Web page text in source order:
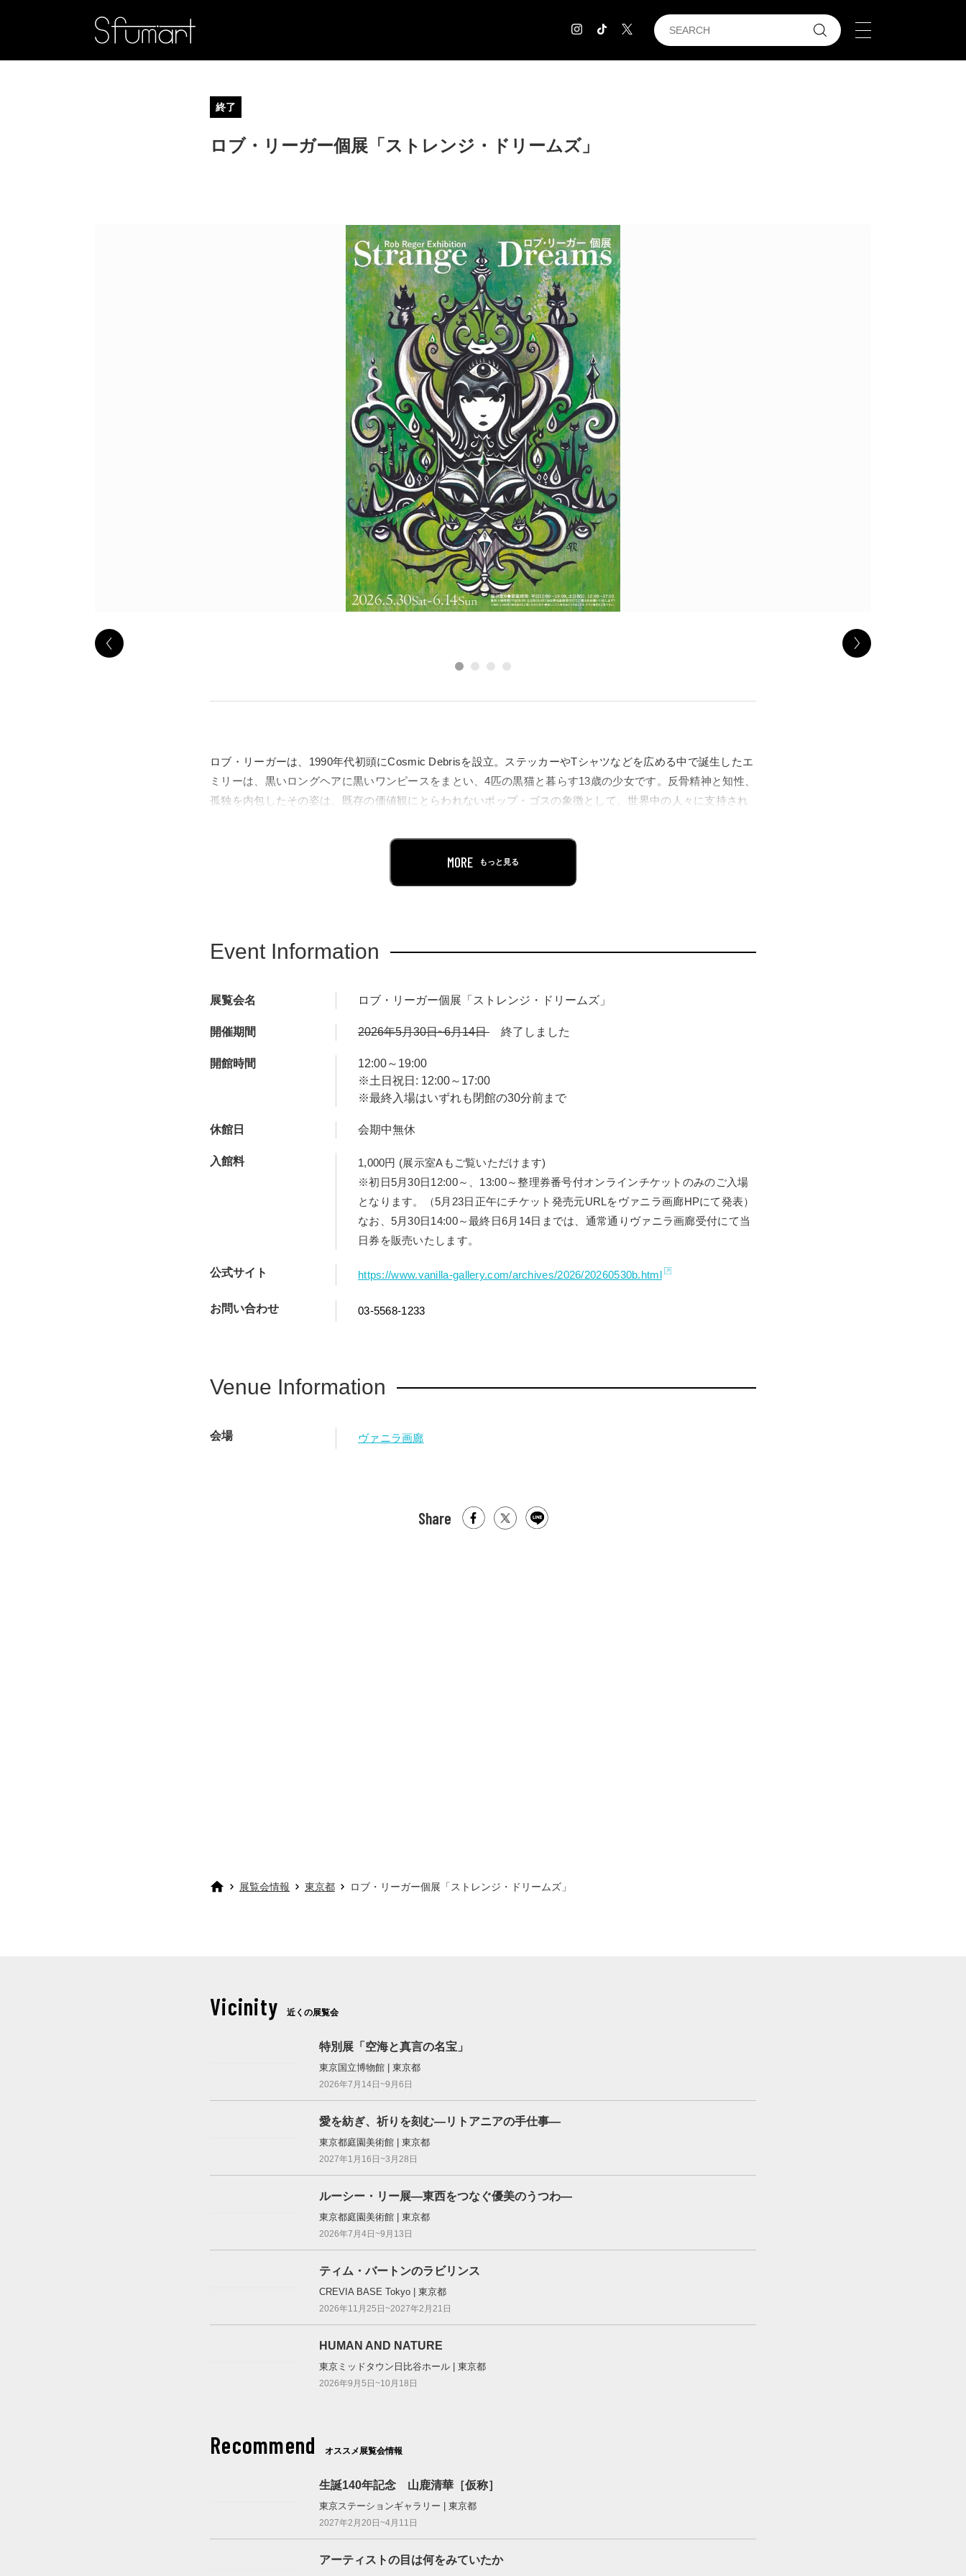
EXHIBITION 展覧会情報
CONTACT お問合せ
POLICY COMPANY
終了
ロブ・リーガー個展「ストレンジ・ドリームズ」
ロブ・リーガーは、1990年代初頭にCosmic Debrisを設立。ステッカーやTシャツなどを広める中で誕生したエ
ミリーは、黒いロングヘアに黒いワンピースをまとい、4匹の黒猫と暮らす13歳の少女です。反骨精神と知性、
孤独を内包したその姿は、既存の価値観にとらわれないポップ・ゴスの象徴として、世界中の人々に支持され
邦訳版刊行以降、多くのファンを獲得しています。
本展では、ロブ・リーガーによるエミリー・ザ・ストレンジの最新作を中心に、その作品群を一堂に紹介、そ
MORE もっと見る
Event Information
展覧会名 ロブ・リーガー個展「ストレンジ・ドリームズ」
開催期間 2026年5月30日~6月14日 終了しました
開館時間
12:00～19:00
※土日祝日: 12:00～17:00
※最終入場はいずれも閉館の30分前まで
休館日 会期中無休
入館料
1,000円 (展示室Aもご覧いただけます)
※初日5月30日12:00～、13:00～整理券番号付オンラインチケットのみのご入場
となります。（5月23日正午にチケット発売元URLをヴァニラ画廊HPにて発表）
なお、5月30日14:00～最終日6月14日までは、通常通りヴァニラ画廊受付にて当
日券を販売いたします。
公式サイト https://www.vanilla-gallery.com/archives/2026/20260530b.html
お問い合わせ 03-5568-1233
Venue Information
会場 ヴァニラ画廊
Share
展覧会情報 東京都 ロブ・リーガー個展「ストレンジ・ドリームズ」
Vicinity 近くの展覧会
特別展「空海と真言の名宝」
東京国立博物館 | 東京都
2026年7月14日~9月6日
愛を紡ぎ、祈りを刻む―リトアニアの手仕事―
東京都庭園美術館 | 東京都
2027年1月16日~3月28日
ルーシー・リー展―東西をつなぐ優美のうつわ―
東京都庭園美術館 | 東京都
2026年7月4日~9月13日
ティム・バートンのラビリンス
CREVIA BASE Tokyo | 東京都
2026年11月25日~2027年2月21日
HUMAN AND NATURE
東京ミッドタウン⽇⽐⾕ホール | 東京都
2026年9月5日~10月18日
Recommend オススメ展覧会情報
生誕140年記念 山鹿清華［仮称］
東京ステーションギャラリー | 東京都
2027年2月20日~4月11日
アーティストの目は何をみていたか